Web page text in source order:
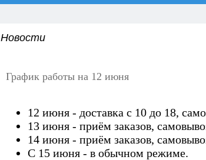
Новости
График работы на 12 июня
12 июня - доставка с 10 до 18,
13 июня - приём заказов,
14 июня - приём заказов,
С 15 июня - в обычном режиме.